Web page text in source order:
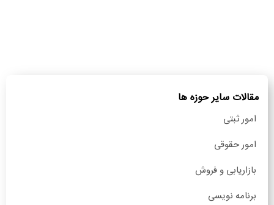
مقالات سایر حوزه ها
امور ثبتی
امور حقوقی
بازاریابی و فروش
برنامه نویسی